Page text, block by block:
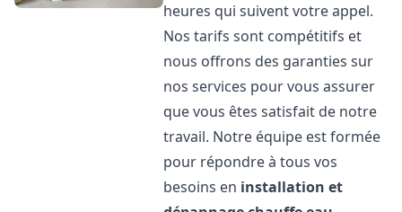
heures qui suivent votre appel.
Nos tarifs sont compétitifs et
nous offrons des garanties sur
nos services pour vous assurer
que vous êtes satisfait de notre
travail. Notre équipe est formée
pour répondre à tous vos
besoins en installation et